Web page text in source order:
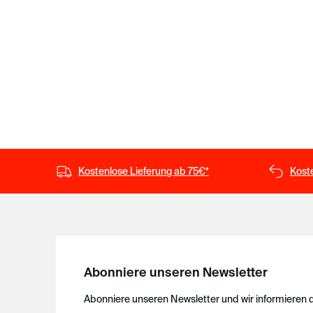
Kostenlose Lieferung ab 75€*
Abonniere unseren Newsletter
Abonniere unseren Newsletter und wir informieren